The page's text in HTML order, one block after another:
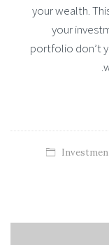
your wealth.
your
portfolio don’t